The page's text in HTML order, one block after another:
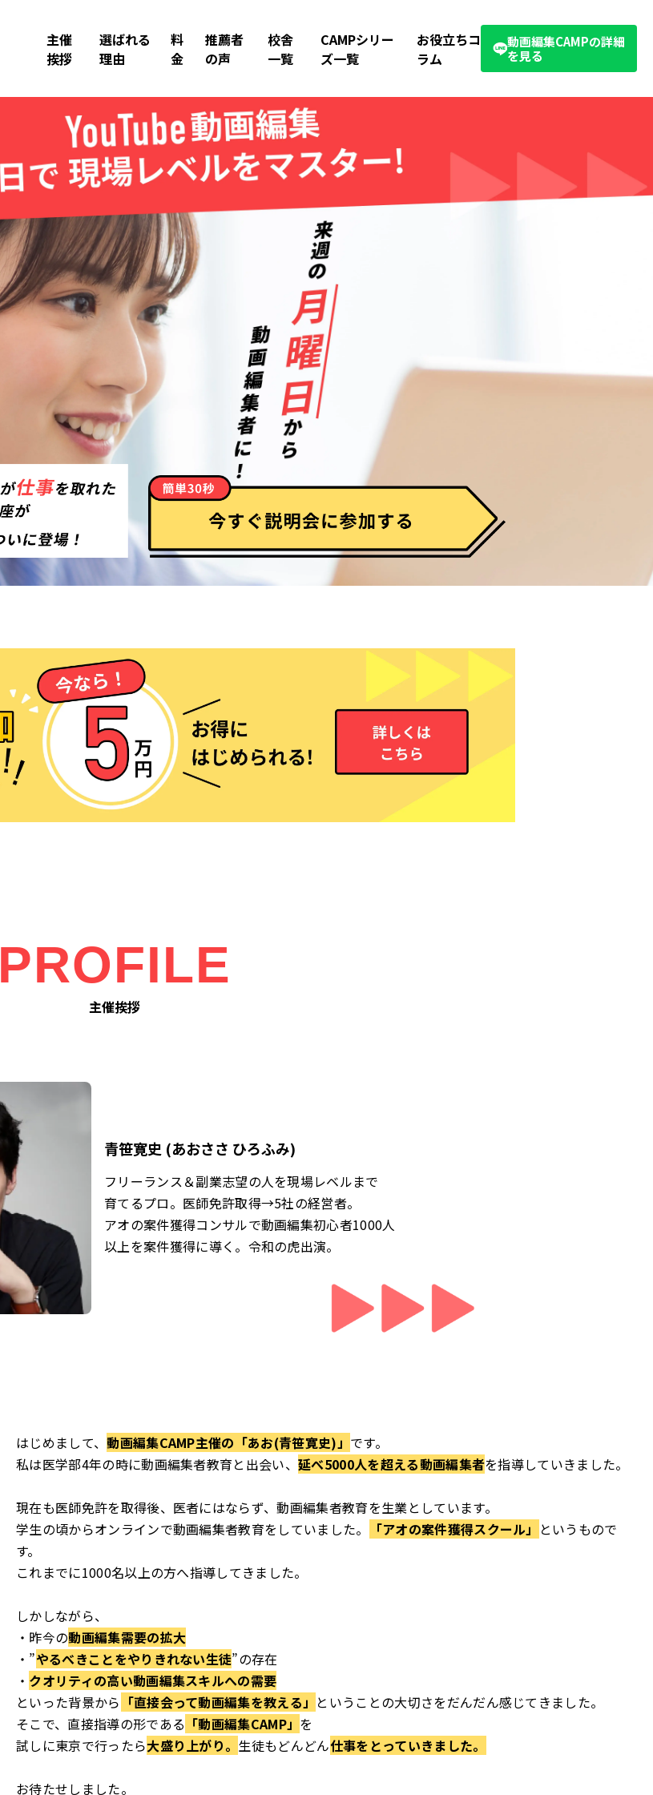
主催
挨拶
選ばれる
理由
料
金
推薦者
の声
校舎
一覧
CAMPシリー
ズ一覧
お役立ちコ
ラム
動画編集CAMPの詳細
を見る
PROFILE
主催挨拶
青笹寛史 (あおささ ひろふみ)
フリーランス＆副業志望の人を現場レベルまで
育てるプロ。医師免許取得→5社の経営者。
アオの案件獲得コンサルで動画編集初心者1000人
以上を案件獲得に導く。令和の虎出演。
はじめまして、動画編集CAMP主催の 「あお(青笹寛史)」 です。
私は医学部4年の時に動画編集者教育と出会い、延べ5000人を超える動画編集者を指導していきました。
現在も医師免許を取得後、医者にはならず、動画編集者教育を生業としています。
学生の頃からオンラインで動画編集者教育をしていました。 「アオの案件獲得スクール」 というもので
す。
これまでに1000名以上の方へ指導してきました。
しかしながら、
・昨今の動画編集需要の拡大
・”やるべきことをやりきれない生徒”の存在
・ クオリティの高い動画編集スキルへの需要
といった背景から 「直接会って動画編集を教える」 ということの大切さをだんだん感じてきました。
そこで、 直接指導の形である 「動画編集CAMP」 を
試しに東京で行ったら大盛り上がり。 生徒もどんどん仕事をとっていきました。
お待たせしました。